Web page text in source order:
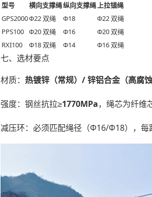
型号 横向支撑绳纵向支撑绳上拉锚绳
GPS2000Φ22 双绳 Φ18
Φ22 双绳
PPS100 Φ20 双绳 Φ16
Φ20 双绳
RXI100
Φ18 双绳 Φ14 Φ16 双绳
七、选材要点
材质： 热镀锌（常规）/ 锌铝合金（高腐
强度：钢丝抗拉≥1770MPa，绳芯为纤维
减压环：必须匹配绳径（Φ16/Φ18），每